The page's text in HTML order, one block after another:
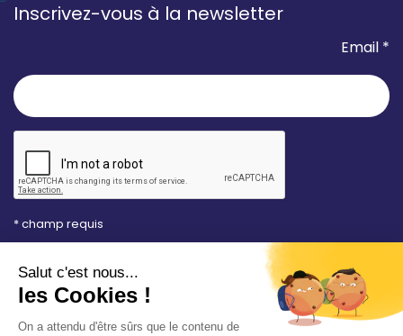
Inscrivez-vous à la newsletter
Email *
* champ requis
vous envoyer les lettres d'information de la Mairie de